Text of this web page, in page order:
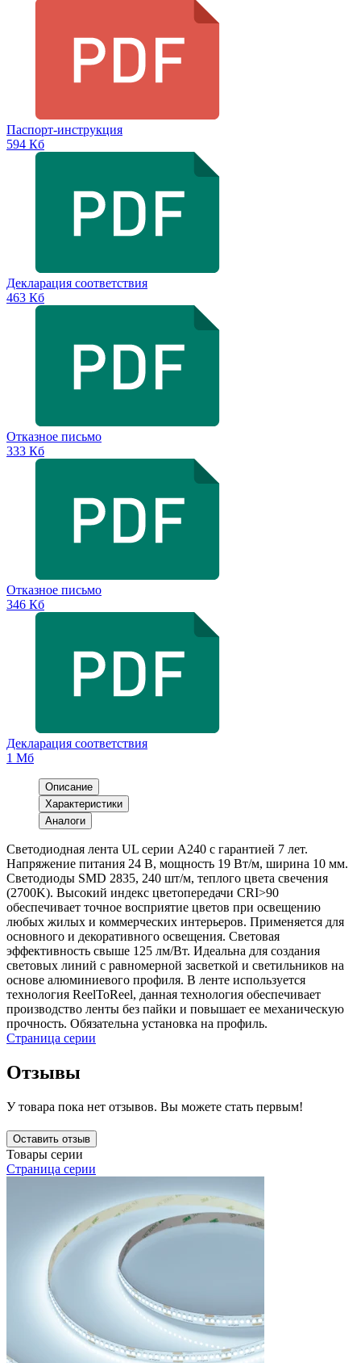
Паспорт-инструкция
594 Кб
Декларация соответствия
463 Кб
Отказное письмо
333 Кб
Отказное письмо
346 Кб
Декларация соответствия
1 Мб
Описание
Характеристики
Аналоги
Светодиодная лента UL серии A240 с гарантией 7 лет.
Напряжение питания 24 В, мощность 19 Вт/м, ширина 10 мм.
Светодиоды SMD 2835, 240 шт/м, теплого цвета свечения
(2700K). Высокий индекс цветопередачи CRI>90
обеспечивает точное восприятие цветов при освещению
любых жилых и коммерческих интерьеров. Применяется для
основного и декоративного освещения. Световая
эффективность свыше 125 лм/Вт. Идеальна для создания
световых линий с равномерной засветкой и светильников на
основе алюминиевого профиля. В ленте используется
технология ReelToReel, данная технология обеспечивает
производство ленты без пайки и повышает ее механическую
прочность. Обязательна установка на профиль.
Страница серии
Отзывы
У товара пока нет отзывов. Вы можете стать первым!
Оставить отзыв
Товары серии
Страница серии